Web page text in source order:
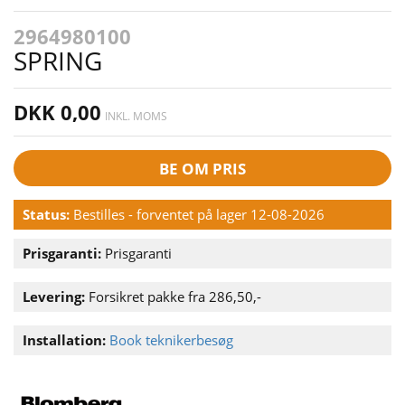
2964980100
SPRING
DKK 0,00 INKL. MOMS
BE OM PRIS
Status: Bestilles - forventet på lager 12-08-2026
Prisgaranti: Prisgaranti
Levering: Forsikret pakke fra 286,50,-
Installation: Book teknikerbesøg